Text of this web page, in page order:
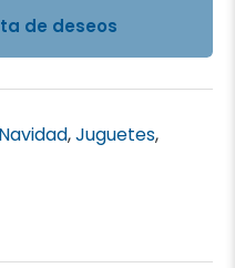
de deseos
,Juguetes,